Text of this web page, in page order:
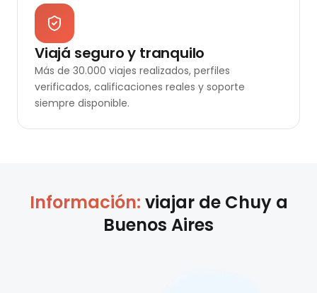
Viajá seguro y tranquilo
Más de 30.000 viajes realizados, perfiles
verificados, calificaciones reales y soporte
siempre disponible.
Información: viajar de Chuya
Buenos Aires